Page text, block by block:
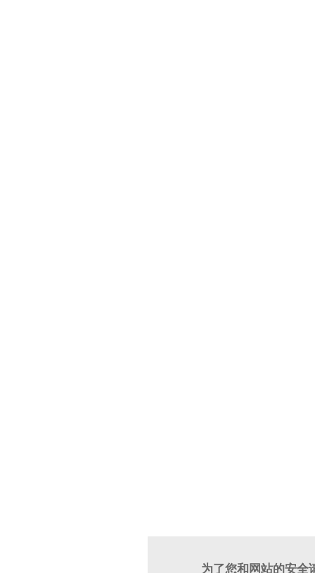
为了您和网站的安全